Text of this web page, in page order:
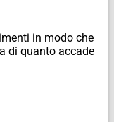
in modo che
di quanto accade